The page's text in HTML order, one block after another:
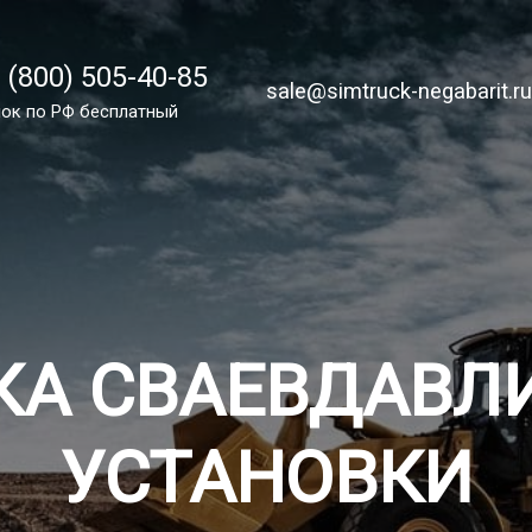
(800) 505-40-85
по России бесплатно
sale@simtruck-negabarit.ru
(800) 505-40-85
по РФ бесплатный
sale@simtruck-negabarit.ru
УСТАНОВКИ